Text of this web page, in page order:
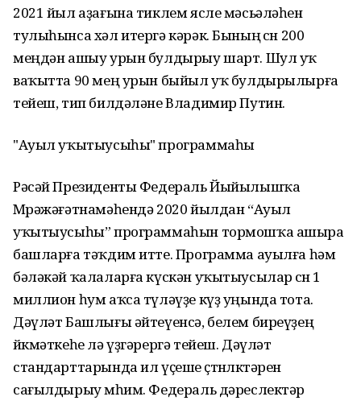
2021 йыл аҙағына тиклем ясле мәсьәләһен
тулыһынса хәл итергә кәрәк. Бының өсөн 200
меңдән ашыу урын булдырыу шарт. Шул уҡ
ваҡытта 90 мең урын быйыл уҡ булдырылырға
тейеш, тип билдәләне Владимир Путин.
"Ауыл уҡытыусыһы" программаһы
Рәсәй Президенты Федераль Йыйылышҡа
Мөрәжәғәтнамәһендә 2020 йылдан “Ауыл
уҡытыусыһы” программаһын тормошҡа ашыра
башларға тәҡдим итте. Программа ауылға һәм
бәләкәй ҡалаларға күскән уҡытыусылар өсөн 1
миллион һум аҡса түләүҙе күҙ уңында тота.
Дәүләт Башлығы әйтеүенсә, белем биреүҙең
йөкмәткеһе лә үҙгәрергә тейеш. Дәүләт
стандарттарында ил үҫеше өҫтөнлөктәрен
сағылдырыу мөһим. Федераль дәреслектәр